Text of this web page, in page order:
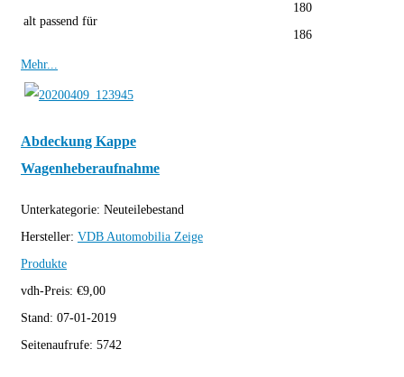
alt passend für
180
186
Mehr...
Abdeckung Kappe
Wagenheberaufnahme
Unterkategorie: Neuteilebestand
Hersteller: VDB Automobilia Zeige
Produkte
vdh-Preis: €9,00
Stand: 07-01-2019
Seitenaufrufe: 5742